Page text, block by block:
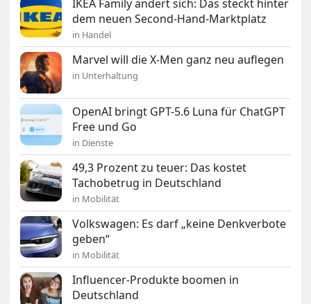
IKEA Family ändert sich: Das steckt hinter
dem neuen Second-Hand-Marktplatz
in Handel
Marvel will die X-Men ganz neu auflegen
in Unterhaltung
OpenAI bringt GPT-5.6 Luna für ChatGPT
Free und Go
in Dienste
49,3 Prozent zu teuer: Das kostet
Tachobetrug in Deutschland
in Mobilität
Volkswagen: Es darf „keine Denkverbote
geben“
in Mobilität
Influencer-Produkte boomen in
Deutschland